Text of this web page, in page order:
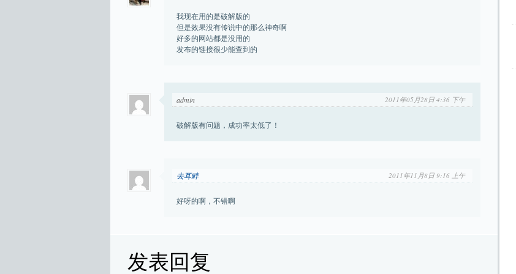
我现在用的是破解版的
但是效果没有传说中的那么神奇啊
好多的网站都是没用的
发布的链接很少能查到的
admin 2011年05月28日 4:36 下午
破解版有问题，成功率太低了！
去耳畔 2011年11月8日 9:16 上午
好呀的啊，不错啊
发表回复